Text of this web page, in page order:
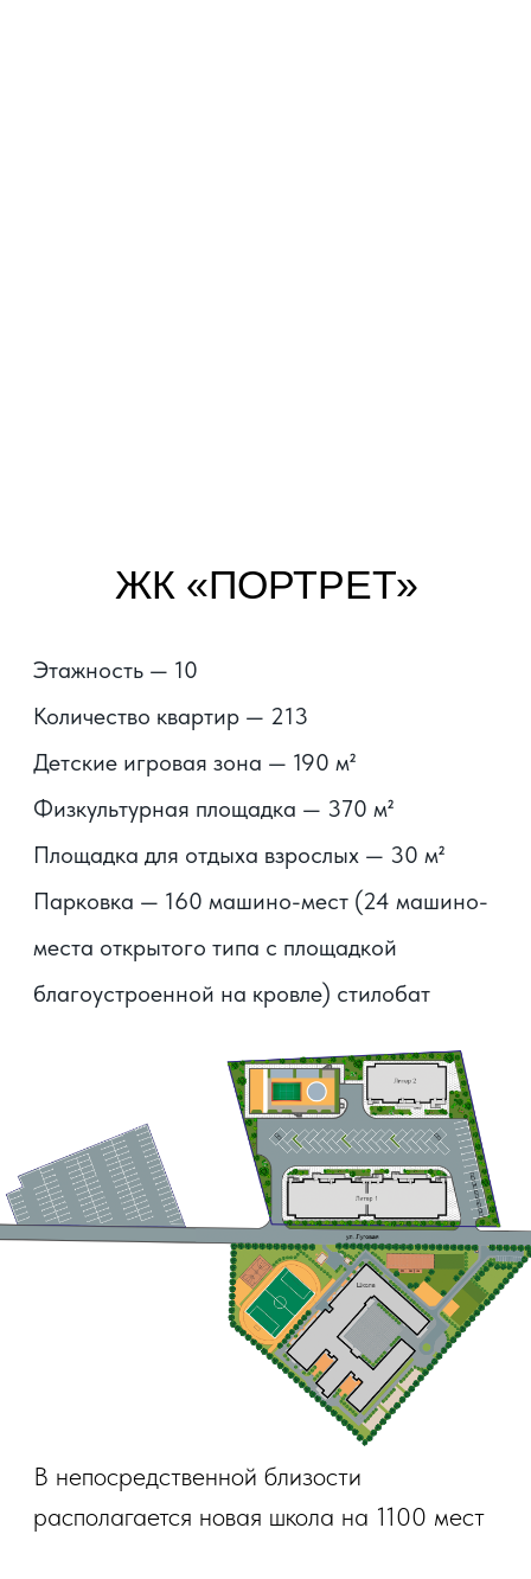
Качество
и комфорт
в пространстве
Выполнено функциональное зонирование
квартир. Жилые комнаты не проходные.
Кухня выделена отдельным помещением
функциональные зоны: место
для приготовления пищи и место для отдыха
или приёма гостей.
Умные планировки, компактные
для студентов или молодой пары,
или просторные варианты